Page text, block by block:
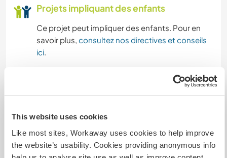
This website uses cookies
Like most sites, Workaway uses cookies to help improve
the website’s usability. Cookies providing anonymous info
ACTIVITÉS EN PLEIN AIR
Projets impliquant des enfants
Ce projet peut impliquer des enfants. Pour en
savoir plus, consultez nos directives et conseils
ici.
customer service, guiding on nature trails, caring
for farm animals, cleaning the establishment,
caring for the garden. We will carry out the